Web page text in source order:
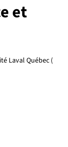
et
Laval Québec (